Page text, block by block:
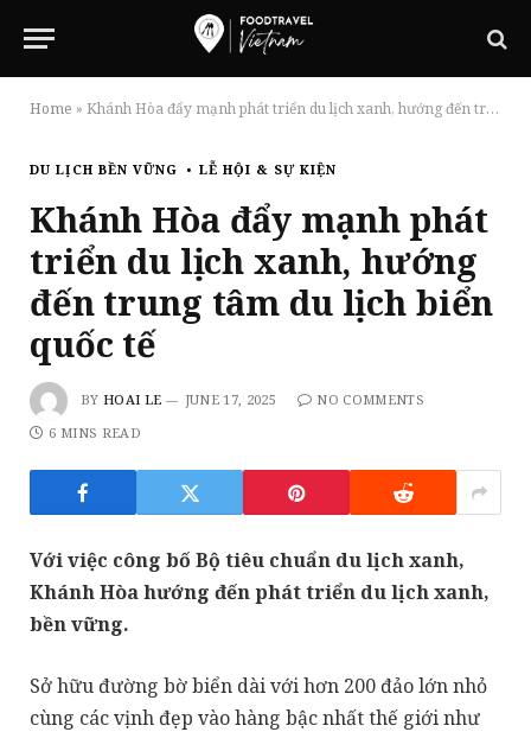
Home » Khánh Hòa đẩy mạnh phát triển du lịch xanh, hướng đến trung tâm du lịch biển quốc tế
DU LỊCH BỀN VỮNG LỄ HỘI & SỰ KIỆN
Khánh Hòa đẩy mạnh phát
triển du lịch xanh, hướng
đến trung tâm du lịch biển
quốc tế
BY HOAI LE JUNE 17, 2025
NO COMMENTS
6 MINS READ
Với việc công bố Bộ tiêu chuẩn du lịch xanh,
Khánh Hòa hướng đến phát triển du lịch xanh,
bền vững.
Sở hữu đường bờ biển dài với hơn 200 đảo lớn nhỏ
cùng các vịnh đẹp vào hàng bậc nhất thế giới như